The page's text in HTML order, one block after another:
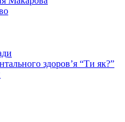
здоров’я “Ти як?”